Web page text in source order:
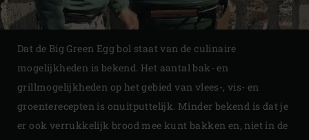
Dat de Big Green Egg bol staat van de culinaire
mogelijkheden is bekend. Het aantal bak- en
grillmogelijkheden op het gebied van vlees-, vis- en
groenterecepten is onuitputtelijk. Minder bekend is dat je
er ook verrukkelijk brood mee kunt bakken en, niet in de